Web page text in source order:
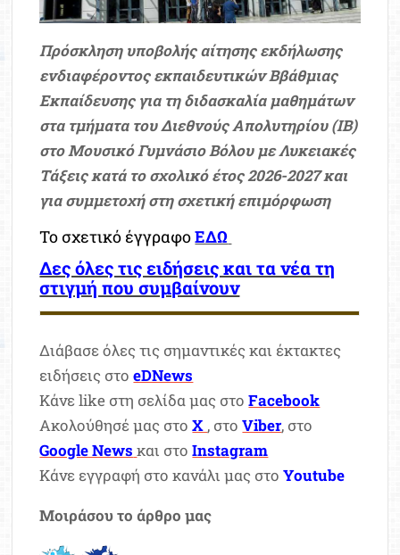
Πρόσκληση υποβολής αίτησης εκδήλωσης
ενδιαφέροντος εκπαιδευτικών Ββάθμιας
Εκπαίδευσης για τη διδασκαλία μαθημάτων
στα τμήματα του Διεθνούς Απολυτηρίου (IB)
στο Μουσικό Γυμνάσιο Βόλου με Λυκειακές
Τάξεις κατά το σχολικό έτος 2026-2027 και
για συμμετοχή στη σχετική επιμόρφωση
Το σχετικό έγγραφοΕΔΩ
Δες όλες τις ειδήσεις και τα νέα τη
στιγμή που συμβαίνουν
Διάβασε όλες τις σημαντικές και έκτακτες
ειδήσεις στοeDNews
Κάνε like στη σελίδα μας στοFacebook
Ακολούθησέ μας στοX , στοViber, στο
Google News και στοInstagram
Κάνε εγγραφή στο κανάλι μας στοYoutube
Μοιράσου το άρθρο μας